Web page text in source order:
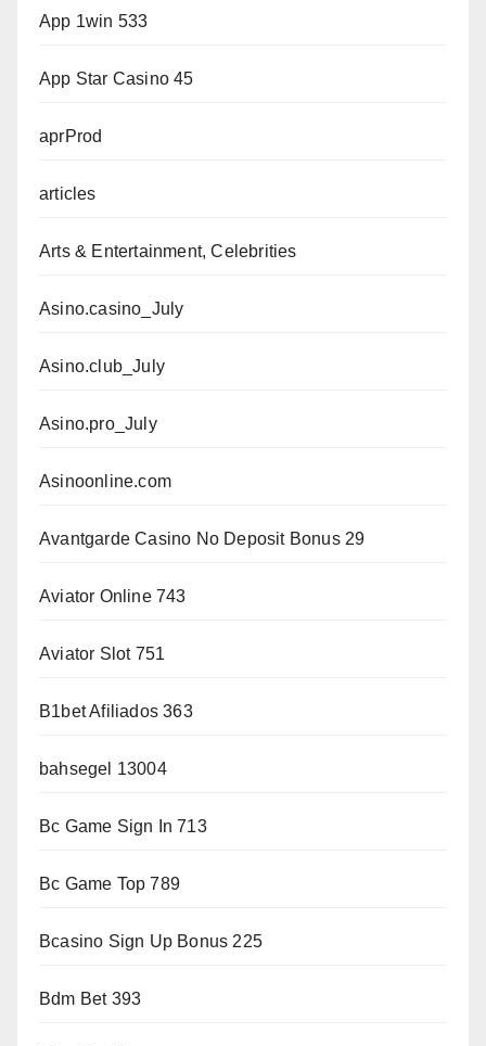
App 1win 533
App Star Casino 45
aprProd
articles
Arts & Entertainment, Celebrities
Asino.casino_July
Asino.club_July
Asino.pro_July
Asinoonline.com
Avantgarde Casino No Deposit Bonus 29
Aviator Online 743
Aviator Slot 751
B1bet Afiliados 363
bahsegel 13004
Bc Game Sign In 713
Bc Game Top 789
Bcasino Sign Up Bonus 225
Bdm Bet 393